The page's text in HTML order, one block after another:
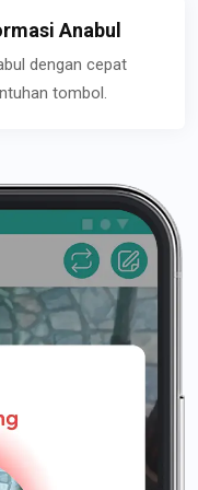
Anabul
dengan cepat
tombol.